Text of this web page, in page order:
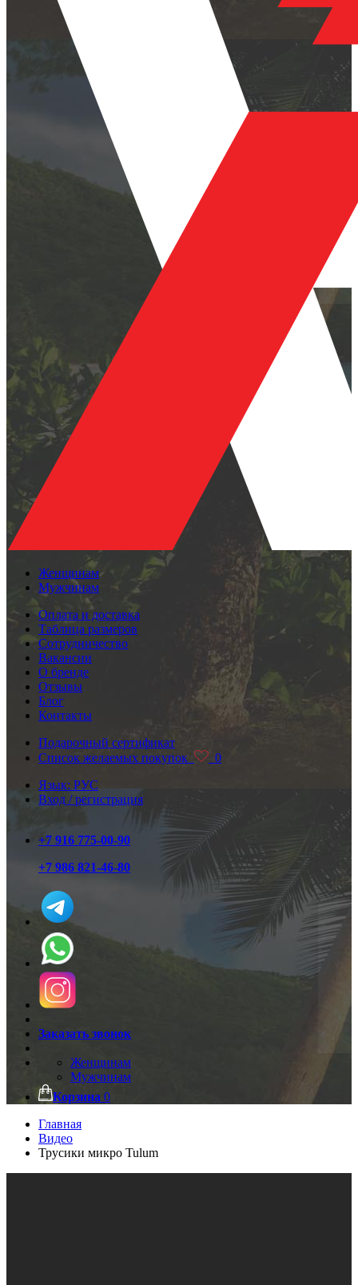
Женщинам
Мужчинам
Оплата и доставка
Таблица размеров
Сотрудничество
Вакансии
О бренде
Отзывы
Блог
Контакты
Подарочный сертификат
Список желаемых покупок
0
Язык: РУС
Вход / регистрация
+7 916 775-00-90
+7 986 821-46-80
Заказать звонок
Женщинам
Мужчинам
Корзина 0
Главная
Видео
Трусики микро Tulum